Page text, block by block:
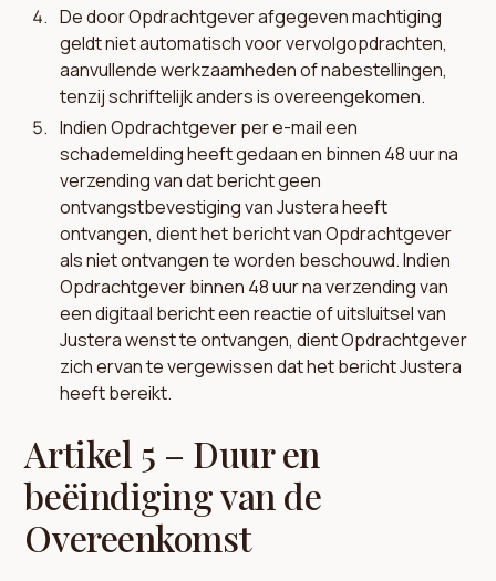
De door Opdrachtgever afgegeven machtiging
geldt niet automatisch voor vervolgopdrachten,
aanvullende werkzaamheden of nabestellingen,
tenzij schriftelijk anders is overeengekomen.
Indien Opdrachtgever per e-mail een
schademelding heeft gedaan en binnen 48 uur na
verzending van dat bericht geen
ontvangstbevestiging van Justera heeft
ontvangen, dient het bericht van Opdrachtgever
als niet ontvangen te worden beschouwd. Indien
Opdrachtgever binnen 48 uur na verzending van
een digitaal bericht een reactie of uitsluitsel van
Justera wenst te ontvangen, dient Opdrachtgever
zich ervan te vergewissen dat het bericht Justera
heeft bereikt.
Artikel 5 – Duur en
beëindiging van de
Overeenkomst